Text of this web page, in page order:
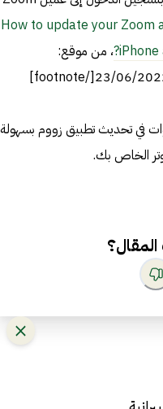
How to update your Zoom
iPhone ، من موقع:
في تحديث تطبيق زووم بسهولة
الخاص بك.